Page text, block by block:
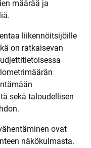
määrää ja
liikennöitsijöille
on ratkaisevan
sekä taloudellisen
ovat
näkökulmasta.